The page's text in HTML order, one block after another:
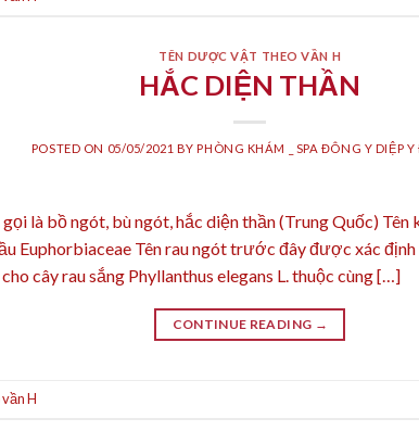
TÊN DƯỢC VẬT THEO VẦN H
HẮC DIỆN THẦN
POSTED ON 05/05/2021 BYPHÒNG KHÁM _ SPA ĐÔNG Y DIỆP
là bồ ngót, bù ngót, hắc diện thần (Trung Quốc) Tên
Euphorbiaceae Tên rau ngót trước đây được xác định
cây rau sắng Phyllanthus elegans L. thuộc cùng […]
CONTINUE READING →
H